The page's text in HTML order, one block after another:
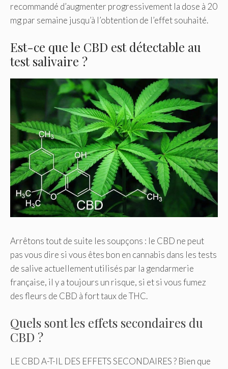
recommandé d’augmenter progressivement la dose à 20
mg par semaine jusqu’à l’obtention de l’effet souhaité.
Est-ce que le CBD est détectable au
test salivaire ?
Arrêtons tout de suite les soupçons : le CBD ne peut
pas vous dire si vous êtes bon en cannabis dans les tests
de salive actuellement utilisés par la gendarmerie
française, il y a toujours un risque, si et si vous fumez
des fleurs de CBD à fort taux de THC.
Quels sont les effets secondaires du
CBD ?
LE CBD A-T-IL DES EFFETS SECONDAIRES ? Bien que